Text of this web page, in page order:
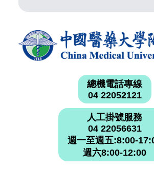
總機電話專線
04 22052121
人工掛號服務
04 22056631
週一至週五:8:00-
週六8:00-12:00